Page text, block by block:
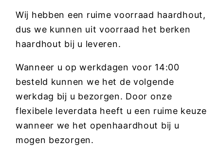
Wij hebben een ruime voorraad haardhout,
dus we kunnen uit voorraad het berken
haardhout bij u leveren.
Wanneer u op werkdagen voor 14:00
besteld kunnen we het de volgende
werkdag bij u bezorgen. Door onze
flexibele leverdata heeft u een ruime keuze
wanneer we het openhaardhout bij u
mogen bezorgen.